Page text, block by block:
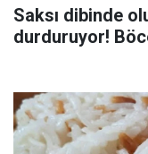
Saksı dibinde
durduruyor!